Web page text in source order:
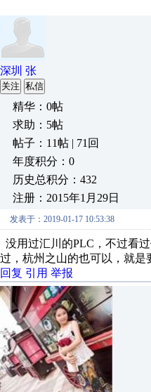
深圳 张
关注 私信
精华：0帖
求助：5帖
帖子：11帖 | 71回
年度积分：0
历史总积分：432
注册：2015年1月29日
发表于：2019-01-17 10:53:38
没用过汇川的PLC，不过看
过，杭州之山的也可以，就
回复 引用 举报